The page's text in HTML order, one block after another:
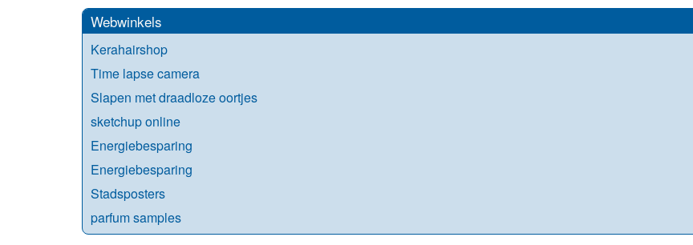
Webwinkels
Kerahairshop
Time lapse camera
Slapen met draadloze oortjes
sketchup online
Energiebesparing
Energiebesparing
Stadsposters
parfum samples